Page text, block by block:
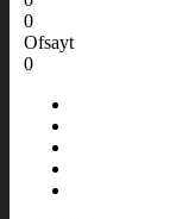
0
Ofsayt
0